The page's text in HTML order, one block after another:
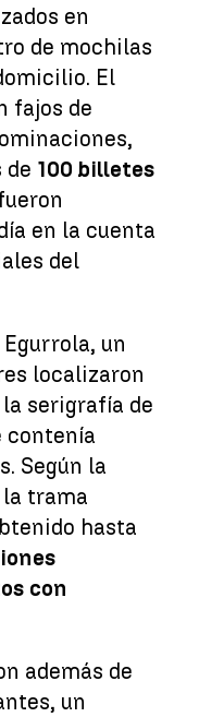
en
de mochilas
El
fajos de
de 100 billetes
en la cuenta
del
un
localizaron
serigrafía de
contenía
Según la
la trama
hasta
con
además de
un